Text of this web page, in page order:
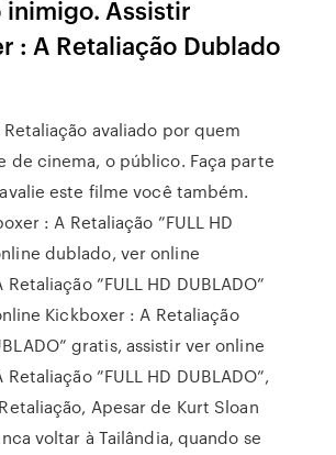
inimigo. Assistir
: A Retaliação Dublado
avaliado por quem
de cinema, o público. Faça parte
este filme você também.
: A Retaliação ”FULL HD
dublado, ver online
”FULL HD DUBLADO”
Kickboxer : A Retaliação
gratis, assistir ver online
”FULL HD DUBLADO”,
Apesar de Kurt Sloan
voltar à Tailândia, quando se